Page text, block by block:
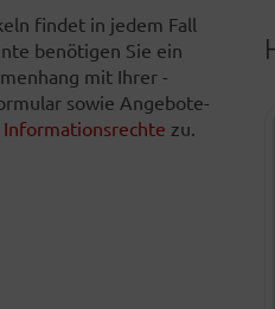
findet in jedem Fall
benötigen Sie ein
mit Ihrer -
sowie Angebote-
zu.